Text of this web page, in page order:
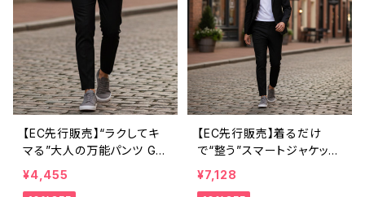
【EC先行販売】“ラクしてキ
マる”大人の万能パンツ GR
AYAREA｜ウォッシャブル
ハイストレッチパンツ（ブラッ
¥4,455
【EC先行販売】着るだけ
で“整う”スマートジャケット
GRAYAREA｜ウォッシャブ
ル ハイストレッチジャケット
¥7,128